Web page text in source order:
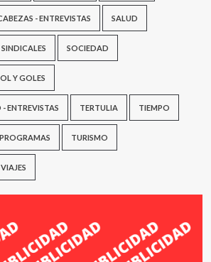
- ENTREVISTAS SALUD
SINDICALES SOCIEDAD
Y GOLES
ENTREVISTAS TERTULIA TIEMPO
TURISMO
VIAJES